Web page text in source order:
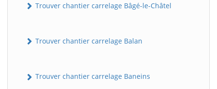
Trouver chantier carrelage Bâgé-le-Châtel
Trouver chantier carrelage Balan
Trouver chantier carrelage Baneins